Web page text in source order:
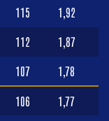
115 1,92
112 1,87
107 1,78
106 1,77